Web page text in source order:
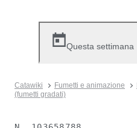
Questa settimana
Catawiki Fumetti e animazione
(fumetti gradati)